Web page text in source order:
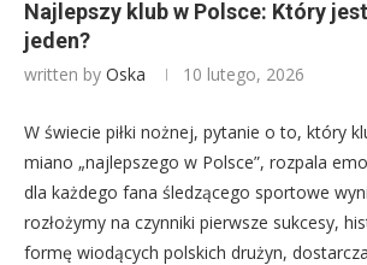
Najlepszy klub w Polsce: Który
jeden?
written by Oska 10 lutego, 2026
W świecie piłki nożnej, pytanie o to, który
miano „najlepszego w Polsce”, rozpala
dla każdego fana śledzącego sportowe
rozłożymy na czynniki pierwsze sukcesy,
formę wiodących polskich drużyn,